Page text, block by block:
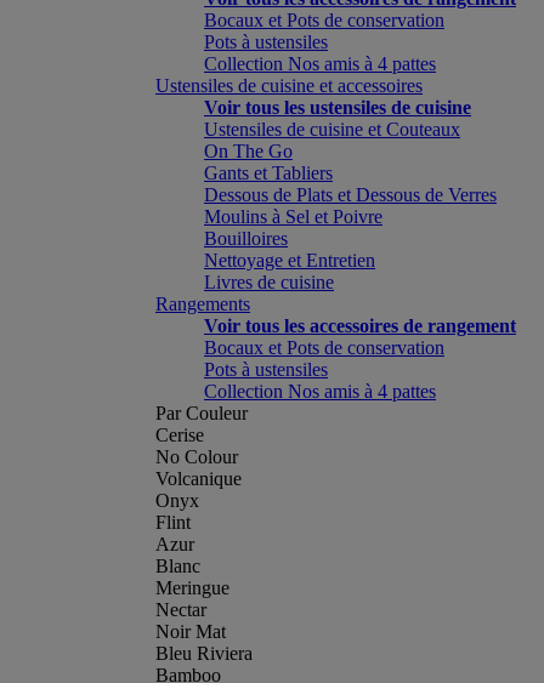
Bocaux et Pots de conservation
Pots à ustensiles
Collection Nos amis à 4 pattes
Ustensiles de cuisine et accessoires
Voir tous les ustensiles de cuisine
Ustensiles de cuisine et Couteaux
On The Go
Gants et Tabliers
Dessous de Plats et Dessous de Verres
Moulins à Sel et Poivre
Bouilloires
Nettoyage et Entretien
Livres de cuisine
Rangements
Voir tous les accessoires de rangement
Bocaux et Pots de conservation
Pots à ustensiles
Collection Nos amis à 4 pattes
Par Couleur
Cerise
No Colour
Volcanique
Onyx
Flint
Azur
Blanc
Meringue
Nectar
Noir Mat
Bleu Riviera
Bamboo